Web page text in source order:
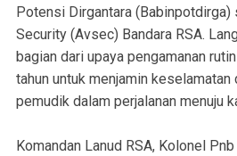
Potensi Dirgantara
Security (Avsec) Bandara RSA.
bagian dari upaya pengamanan
tahun untuk menjamin keselamatan
pemudik dalam perjalanan menuju
Komandan Lanud RSA, Kolonel